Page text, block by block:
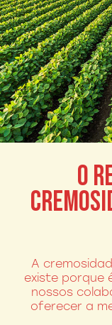
O
A
existe porque
nossos
oferecer a